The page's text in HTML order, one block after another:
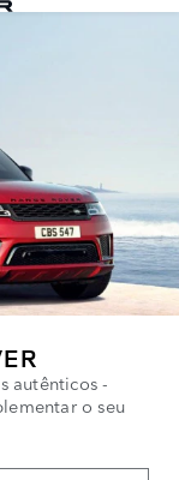
autênticos -
o seu